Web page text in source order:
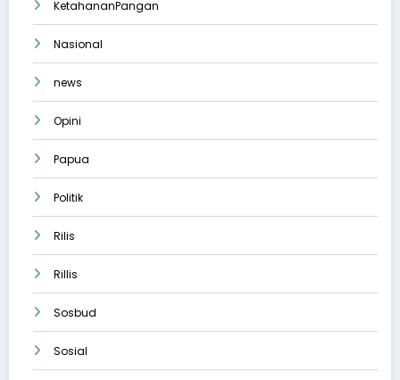
KetahananPangan
Nasional
news
Opini
Papua
Politik
Rilis
Rillis
Sosbud
Sosial